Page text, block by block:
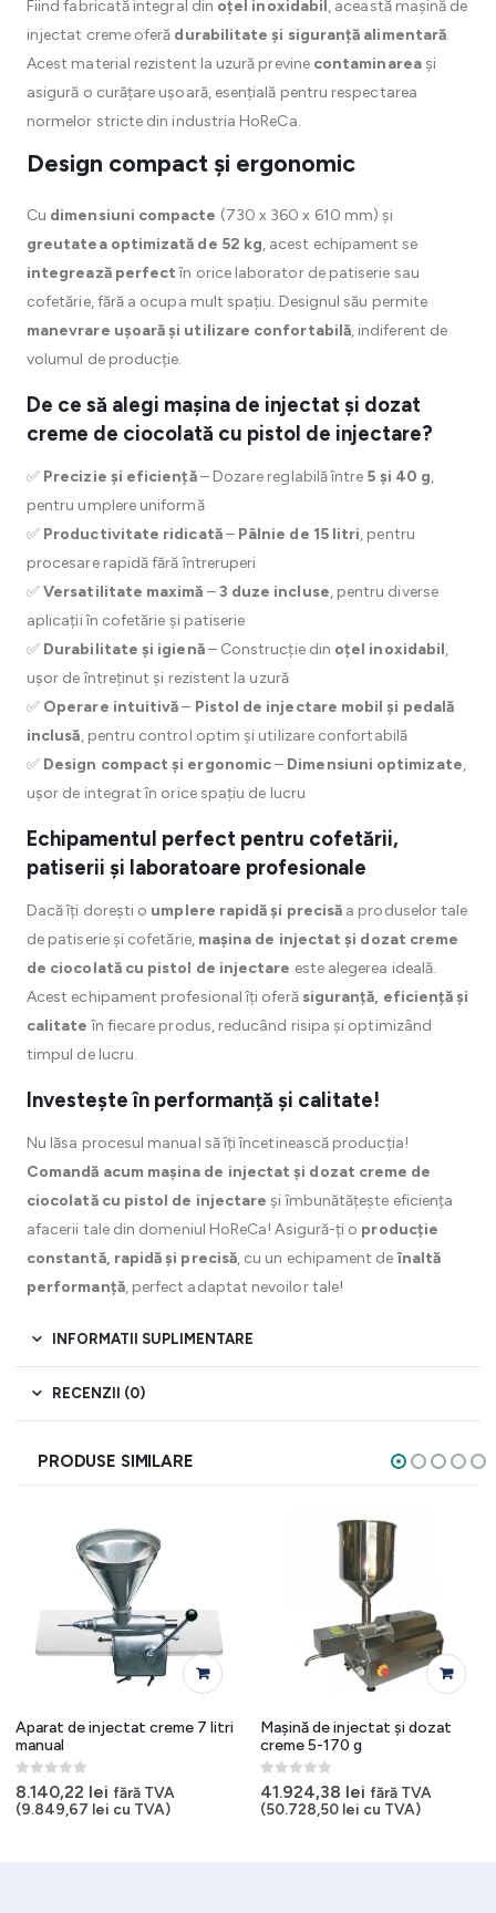
Fiind fabricată integral din oțel inoxidabil , această mașină de
injectat creme oferă durabilitate și siguranță alimentară.
Acest material rezistent la uzură previne contaminareași
asigură o curățare ușoară, esențială pentru respectarea
normelor stricte din industria HoReCa.
Design compact și ergonomic
Cu dimensiuni compacte (730 x 360 x 610 mm) și
greutatea optimizată de 52 kg, acest echipament se
integrează perfectîn orice laborator de patiserie sau
cofetărie, fără a ocupa mult spațiu. Designul său permite
manevrare ușoară și utilizare confortabilă, indiferent de
volumul de producție.
De ce să alegi mașina de injectat și dozat
creme de ciocolată cu pistol de injectare?
✅ Precizie și eficiență– Dozare reglabilă între 5 și 40 g,
pentru umplere uniformă
✅ Productivitate ridicată– Pâlnie de 15 litri, pentru
procesare rapidă fără întreruperi
✅Versatilitate maximă –3 duze incluse, pentru diverse
aplicații în cofetărie și patiserie
✅ Durabilitate și igienă– Construcție din oțel inoxidabil,
ușor de întreținut și rezistent la uzură
✅ Operare intuitivă– Pistol de injectare mobil și pedală
inclusă, pentru control optim și utilizare confortabilă
✅ Design compact și ergonomic– Dimensiuni optimizate,
ușor de integrat în orice spațiu de lucru
Echipamentul perfect pentru cofetării,
patiserii și laboratoare profesionale
Dacă îți dorești o umplere rapidă și precisă a produselor tale
de patiserie și cofetărie, mașina de injectat și dozat creme
de ciocolată cu pistol de injectare este alegerea ideală.
Acest echipament profesional îți oferă siguranță, eficiență și
calitate în fiecare produs, reducând risipa și optimizând
timpul de lucru.
Investește în performanță și calitate!
Nu lăsa procesul manual să îți încetinească producția!
Comandă acum mașina de injectat și dozat creme de
ciocolată cu pistol de injectare și îmbunătățește eficiența
afacerii tale din domeniul HoReCa! Asigură-ți o producție
constantă, rapidă și precisă, cu un echipament deînaltă
performanță, perfect adaptat nevoilor tale!
INFORMATII SUPLIMENTARE
RECENZII (0)
PRODUSE SIMILARE
Aparat de injectat creme 7 litri
manual
0out of 5
8.140,22 lei fără TVA
(9.849,67 lei cu TVA)
Mașină de injectat și dozat
creme 5-170 g
0out of 5
41.924,38 lei fără TVA
(50.728,50 lei cu TVA)